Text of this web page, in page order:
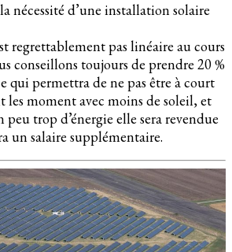
nécessité d’une installation solaire
regrettablement pas linéaire au cours
conseillons toujours de prendre 20 %
qui permettra de ne pas être à court
les moment avec moins de soleil, et
peu trop d’énergie elle sera revendue
un salaire supplémentaire.